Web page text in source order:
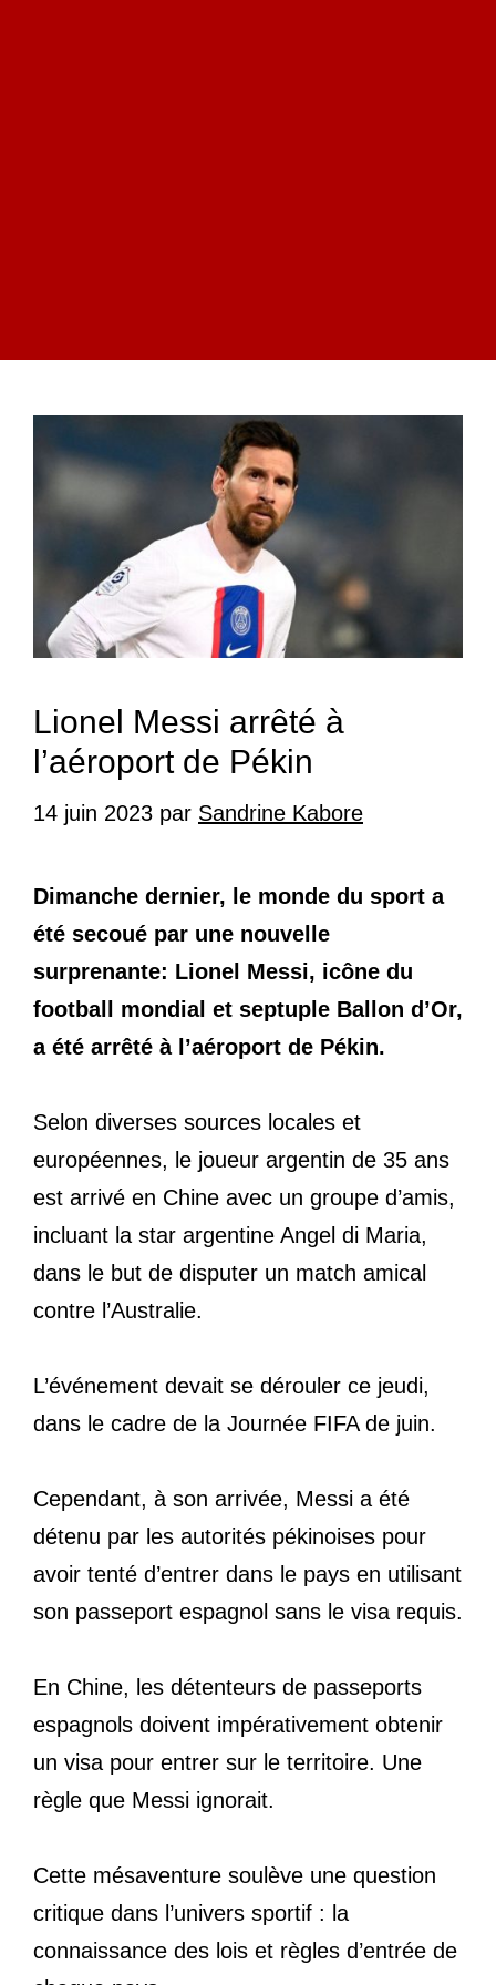
Lionel Messi arrêté à
l’aéroport de Pékin
14 juin 2023 par Sandrine Kabore
Dimanche dernier, le monde du sport a
été secoué par une nouvelle
surprenante: Lionel Messi, icône du
football mondial et septuple Ballon d’Or,
a été arrêté à l’aéroport de Pékin.
Selon diverses sources locales et
européennes, le joueur argentin de 35 ans
est arrivé en Chine avec un groupe d’amis,
incluant la star argentine Angel di Maria,
dans le but de disputer un match amical
contre l’Australie.
L’événement devait se dérouler ce jeudi,
dans le cadre de la Journée FIFA de juin.
Cependant, à son arrivée, Messi a été
détenu par les autorités pékinoises pour
avoir tenté d’entrer dans le pays en utilisant
son passeport espagnol sans le visa requis.
En Chine, les détenteurs de passeports
espagnols doivent impérativement obtenir
un visa pour entrer sur le territoire. Une
règle que Messi ignorait.
Cette mésaventure soulève une question
critique dans l’univers sportif : la
connaissance des lois et règles d’entrée de